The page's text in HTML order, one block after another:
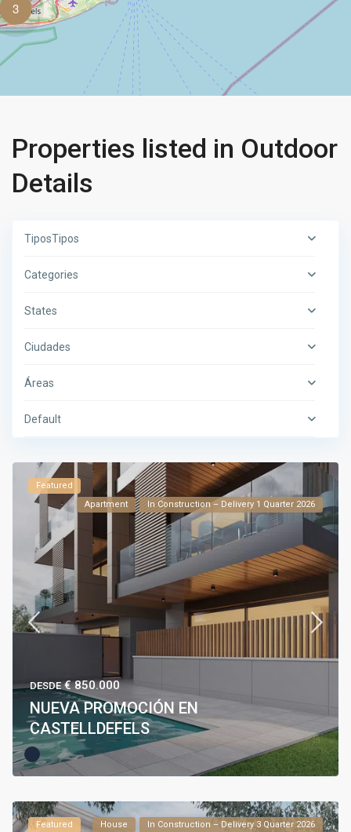
3
Properties listed in Outdoor
Details
TiposTipos
Categories
States
Ciudades
Áreas
Default
Featured
Apartment
In Construction – Delivery 1 Quarter 2026
DESDE€ 850.000
NUEVA PROMOCIÓN EN
CASTELLDEFELS
Featured House In Construction – Delivery 3 Quarter 2026